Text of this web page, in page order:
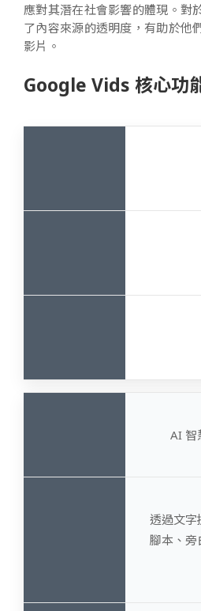
應對其潛在社會影響的體現。對
了內容來源的透明度，有助於他
影片。
Google Vids 核心功
AI 智
透過文字
腳本、旁